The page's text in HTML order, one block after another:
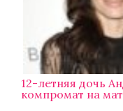
12-летняя дочь
компромат на